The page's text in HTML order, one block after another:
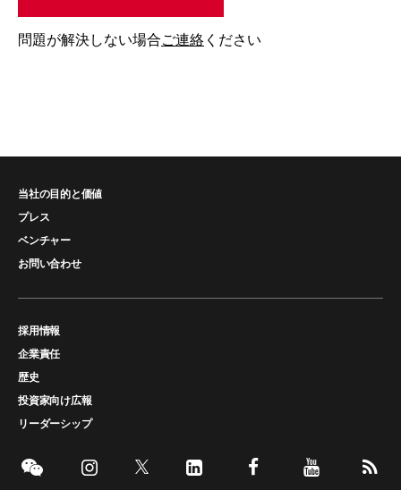
問題が解決しない場合ご連絡 ください
当社の目的と価値
プレス
ベンチャー
お問い合わせ
採用情報
企業責任
歴史
投資家向け広報
リーダーシップ